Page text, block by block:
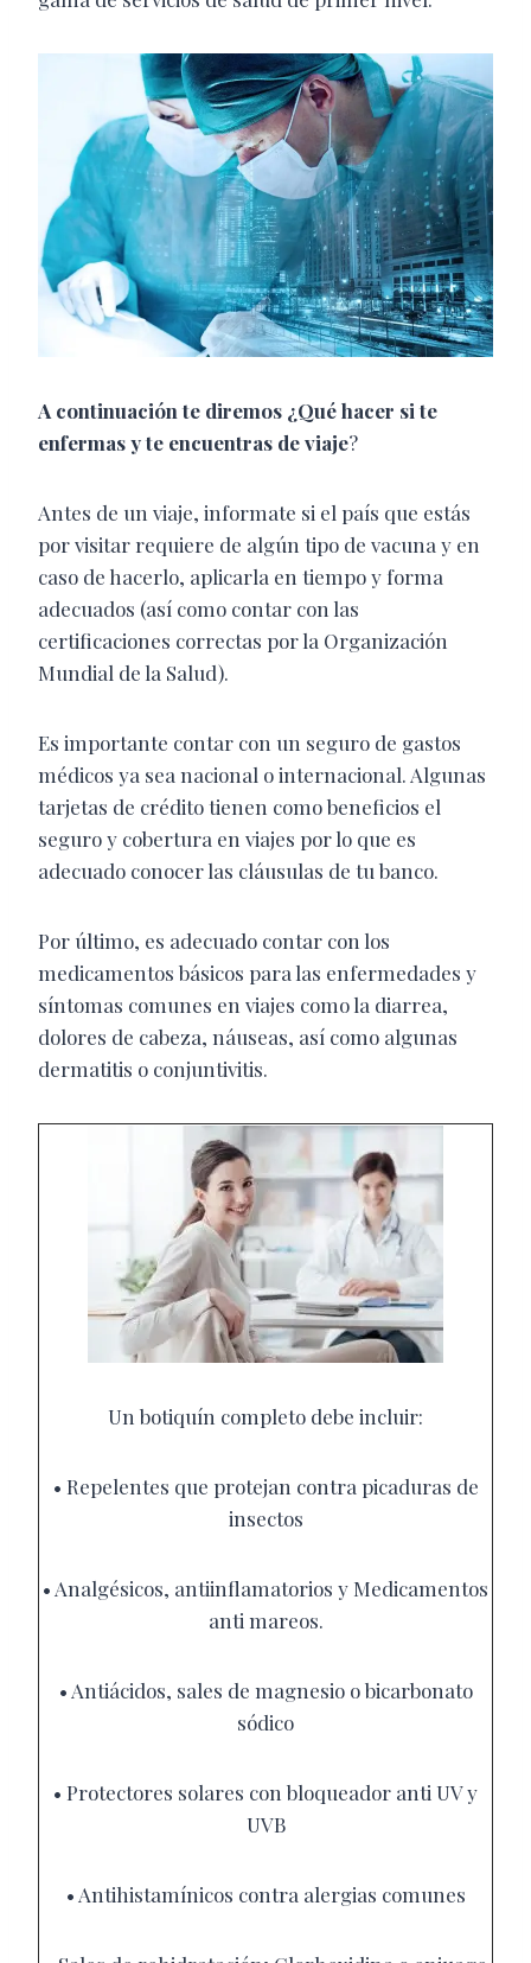
A continuación te diremos ¿Qué hacer si te
enfermas y te encuentras de viaje?
Antes de un viaje, informate si el país que estás
por visitar requiere de algún tipo de vacuna y en
caso de hacerlo, aplicarla en tiempo y forma
adecuados (así como contar con las
certificaciones correctas por la Organización
Mundial de la Salud).
Es importante contar con un seguro de gastos
médicos ya sea nacional o internacional. Algunas
tarjetas de crédito tienen como beneficios el
seguro y cobertura en viajes por lo que es
adecuado conocer las cláusulas de tu banco.
Por último, es adecuado contar con los
medicamentos básicos para las enfermedades y
síntomas comunes en viajes como la diarrea,
dolores de cabeza, náuseas, así como algunas
dermatitis o conjuntivitis.
Un botiquín completo debe incluir:
• Repelentes que protejan contra picaduras de
insectos
• Analgésicos, antiinflamatorios y Medicamentos
anti mareos.
• Antiácidos, sales de magnesio o bicarbonato
sódico
• Protectores solares con bloqueador anti UV y
UVB
• Antihistamínicos contra alergias comunes